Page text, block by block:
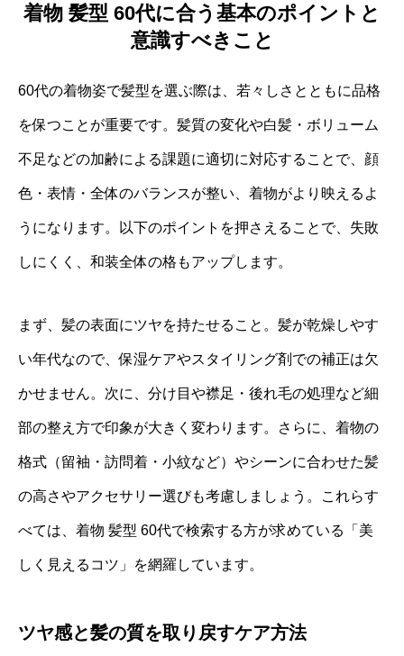
着物 髪型 60代に合う基本のポイントと
意識すべきこと
60代の着物姿で髪型を選ぶ際は、若々しさとともに品格
を保つことが重要です。髪質の変化や白髪・ボリューム
不足などの加齢による課題に適切に対応することで、顔
色・表情・全体のバランスが整い、着物がより映えるよ
うになります。以下のポイントを押さえることで、失敗
しにくく、和装全体の格もアップします。
まず、髪の表面にツヤを持たせること。髪が乾燥しやす
い年代なので、保湿ケアやスタイリング剤での補正は欠
かせません。次に、分け目や襟足・後れ毛の処理など細
部の整え方で印象が大きく変わります。さらに、着物の
格式（留袖・訪問着・小紋など）やシーンに合わせた髪
の高さやアクセサリー選びも考慮しましょう。これらす
べては、着物 髪型 60代で検索する方が求めている「美
しく見えるコツ」を網羅しています。
ツヤ感と髪の質を取り戻すケア方法